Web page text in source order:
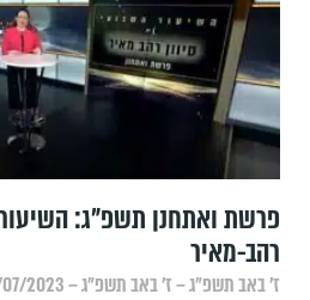
פרשת ואתחנן תשפ"ג:
רהב-מאיר
ז׳ באב תשפ״ג – ז׳ באב תשפ״ג – 25/07/2023